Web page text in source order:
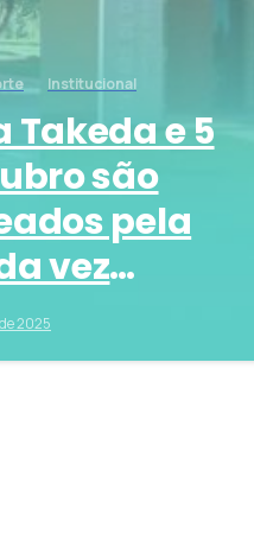
Institucional
Takeda e 5
são
pela
vez
entre
hospitais
2025